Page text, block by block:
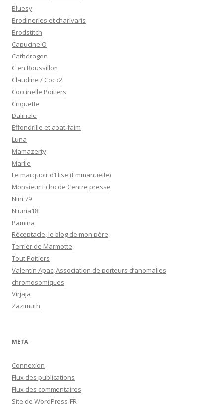
Bluesy
Brodineries et charivaris
Brodstitch
Capucine O
Cathdragon
C en Roussillon
Claudine / Coco2
Coccinelle Poitiers
Criquette
Dalinele
Effondrille et abat-faim
Luna
Mamazerty
Marlie
Le marquoir d’Elise (Emmanuelle)
Monsieur Echo de Centre presse
Nini 79
Niunia18
Pamina
Réceptacle, le blog de mon père
Terrier de Marmotte
Tout Poitiers
Valentin Apac, Association de porteurs d’anomalies
chromosomiques
Virjaja
Zazimuth
MÉTA
Connexion
Flux des publications
Flux des commentaires
Site de WordPress-FR